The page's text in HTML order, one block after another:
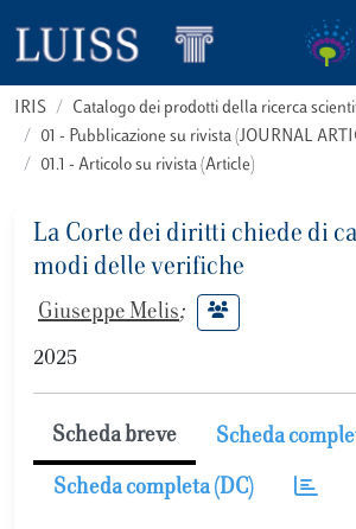
IRIS
Catalogo dei prodotti della ricerca
01 - Pubblicazione su rivista (JOURNAL
01.1 - Articolo su rivista (Article)
La Corte dei diritti chiede di
modi delle verifiche
Giuseppe Melis;
2025
Scheda breve Scheda
Scheda completa (DC)